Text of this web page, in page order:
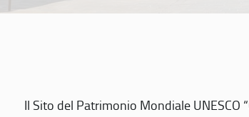
Il Sito del Patrimonio Mondiale UNESCO